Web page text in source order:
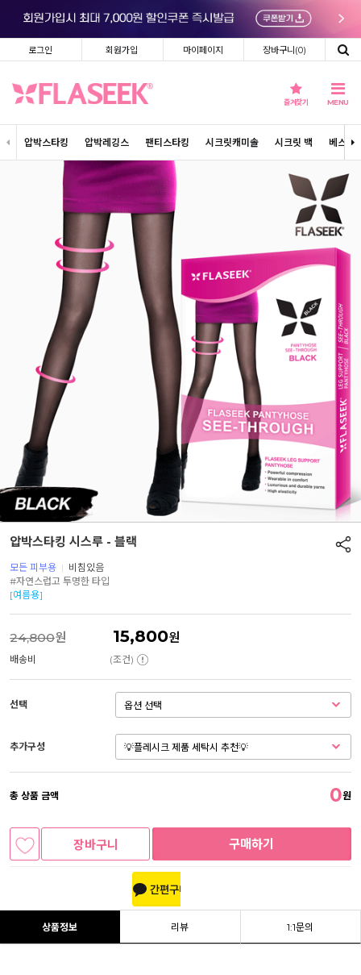
로그인 회원가입 마이페이지 장바구니(0)
즐겨찾기 MENU
압박스타킹 압박레깅스 팬티스타킹 시크릿캐미솔 시크릿 백 베스트
압박스타킹 시스루 - 블랙
모든 피부용 | 비침있음
#자연스럽고 투명한 타입
[여름용]
24,800원 15,800원
배송비 (조건)
선택
추가구성
총 상품 금액 0원
장바구니 구매하기
상품정보 리뷰 1:1문의